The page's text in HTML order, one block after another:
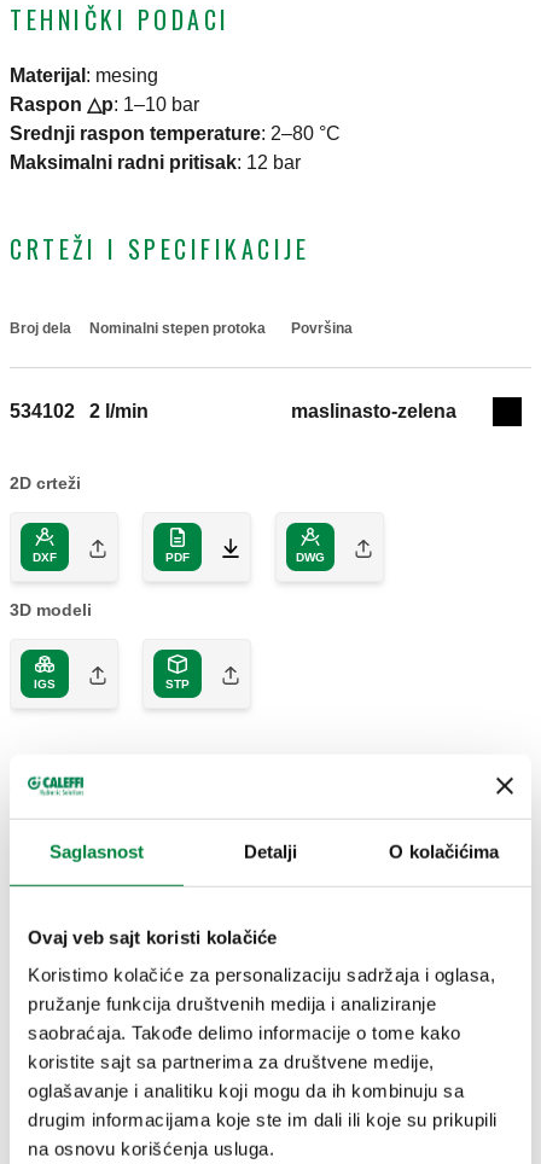
Saglasnost Detalji O kolačićima
Ovaj veb sajt koristi kolačiće
Koristimo kolačiće za personalizaciju sadržaja i oglasa,
pružanje funkcija društvenih medija i analiziranje
saobraćaja. Takođe delimo informacije o tome kako
koristite sajt sa partnerima za društvene medije,
oglašavanje i analitiku koji mogu da ih kombinuju sa
drugim informacijama koje ste im dali ili koje su prikupili
na osnovu korišćenja usluga.
TEHNIČKI PODACI
Materijal : mesing
Raspon △p: 1–10 bar
Srednji raspon temperature: 2–80 °C
Maksimalni radni pritisak: 12 bar
CRTEŽI I SPECIFIKACIJE
Broj dela Nominalni stepen protoka Površina
534102 2 l/min maslinasto-zelena
2D crteži
DXF PDF DWG
3D modeli
IGS STP
Tekst tendera
CALEFFI, 534102. Ograničavač protoka. Maksimalni radni
pritisak: 12 bar. Srednji raspon temperature: 2–80 °C.
l/min. Raspon △p: 1–10 bar. Materijal: mesing.
SCIP code
f4669e4da238
534104 4 l/min siva
534105 5 l/min žuta